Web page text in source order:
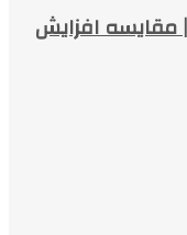
مقایسه افزایش